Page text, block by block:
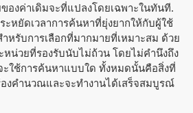
องค่าเดิมจะที่แปลงโดยเฉพาะในทันที.
ะหยัดเวลาการค้นหาที่ยุ่งยากให้กับผู้ใช้
หรับการเลือกที่มากมายที่เหมาะสม ด้วย
น่วยที่รองรับนับไม่ถ้วน โดยไม่คำนึงถึง
ะใช้การค้นหาแบบใด ทั้งหมดนั้นคือสิ่งที่
องคำนวณและจะทำงานได้เสร็จสมบูรณ์